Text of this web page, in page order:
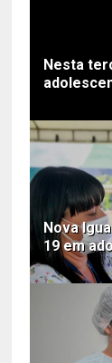
Nesta
Nova
19 em